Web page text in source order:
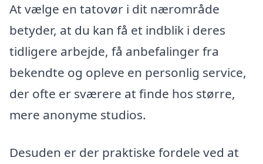
At vælge en tatovør i dit nærområde
betyder, at du kan få et indblik i deres
tidligere arbejde, få anbefalinger fra
bekendte og opleve en personlig service,
der ofte er sværere at finde hos større,
mere anonyme studios.
Desuden er der praktiske fordele ved at